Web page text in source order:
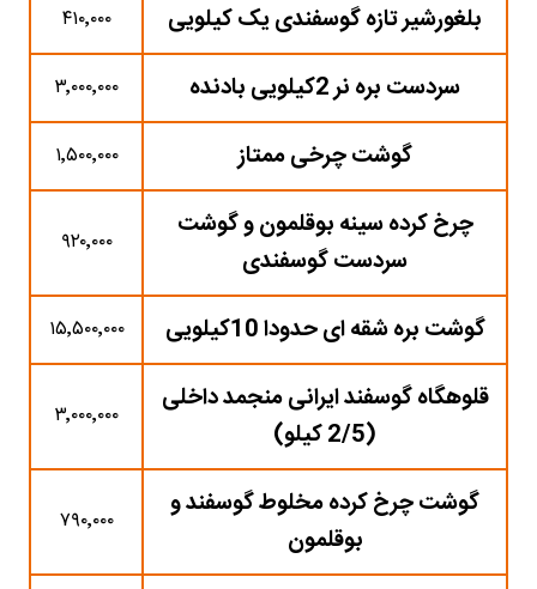
بلغورشیر تازه گوسفندی یک کیلویی ۴۱۰٬۰۰۰
سردست بره نر 2کیلویی بادنده ۳٬۰۰۰٬۰۰۰
گوشت چرخی ممتاز ۱٬۵۰۰٬۰۰۰
چرخ کرده سینه بوقلمون و گوشت
سردست گوسفندی
۹۲۰٬۰۰۰
گوشت بره شقه ای حدودا 10کیلویی ۱۵٬۵۰۰٬۰۰۰
قلوهگاه گوسفند ایرانی منجمد داخلی
(2/5 کیلو)
۳٬۰۰۰٬۰۰۰
گوشت چرخ کرده مخلوط گوسفند و
بوقلمون
۷۹۰٬۰۰۰